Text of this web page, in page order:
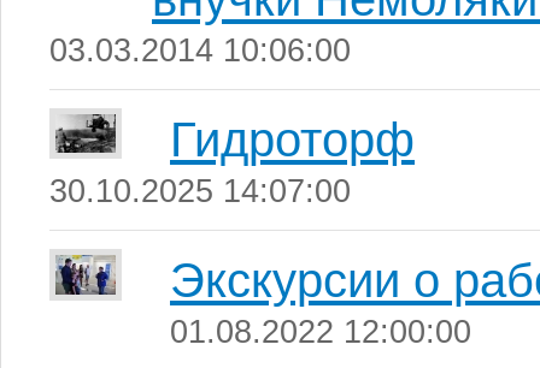
03.03.2014 10:06:00
Гидроторф
30.10.2025 14:07:00
Экскурсии о
01.08.2022 12:00:00